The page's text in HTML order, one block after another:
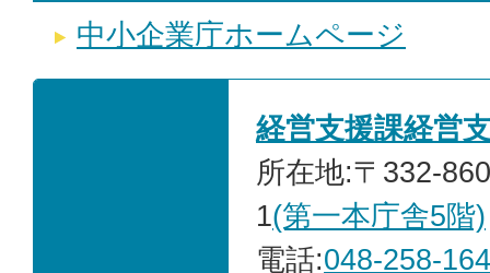
中小企業庁ホームページ
経営支援課経営
所在地:〒332-
1(第一本庁舎5階)
電話:048-258-